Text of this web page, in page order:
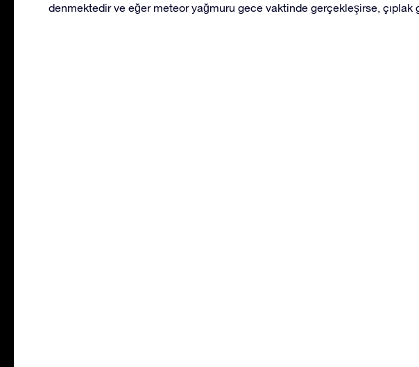
denmektedir ve eğer meteor yağmuru gece vaktinde gerçekleşirse, çıplak